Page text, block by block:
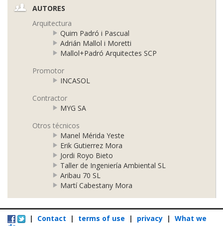
AUTORES
Arquitectura
Quim Padró i Pascual
Adrián Mallol i Moretti
Mallol+Padró Arquitectes SCP
Promotor
INCASOL
Contractor
MYG SA
Otros técnicos
Manel Mérida Yeste
Erik Gutierrez Mora
Jordi Royo Bieto
Taller de Ingeniería Ambiental SL
Aribau 70 SL
Martí Cabestany Mora
| Contact | terms of use | privacy | What we